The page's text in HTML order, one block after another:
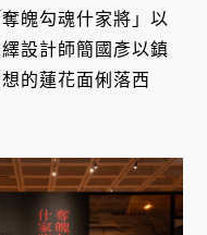
魄勾魂什家將」以
設計師簡國彥以鎮
的蓮花面俐落西